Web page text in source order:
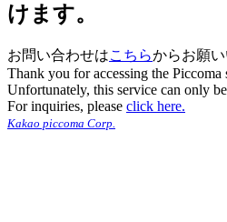
けます。
お問い合わせはこちらからお願い
Thank you for accessing the Piccoma
Unfortunately, this service can only
For inquiries, please click here.
Kakao piccoma Corp.